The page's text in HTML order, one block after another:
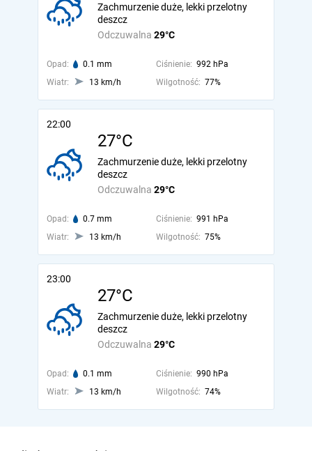
Odczuwalna 29°C
Zachmurzenie duże, lekki przelotny
deszcz
Opad: 0.1 mm Ciśnienie: 992 hPa
Wiatr:
13 km/h Wilgotność: 77%
22:00
27°C
Odczuwalna 29°C
Zachmurzenie duże, lekki przelotny
deszcz
Opad: 0.7 mm Ciśnienie: 991 hPa
Wiatr:
13 km/h Wilgotność: 75%
23:00
27°C
Odczuwalna 29°C
Zachmurzenie duże, lekki przelotny
deszcz
Opad: 0.1 mm Ciśnienie: 990 hPa
Wiatr:
13 km/h Wilgotność: 74%